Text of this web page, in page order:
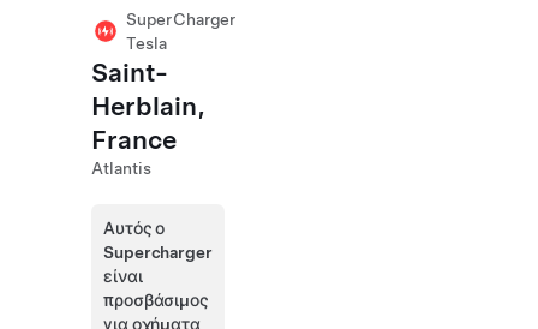
SuperCharger
Tesla
Saint-
Herblain,
France
Atlantis
Αυτός ο
Supercharger
είναι
προσβάσιμος
για οχήματα